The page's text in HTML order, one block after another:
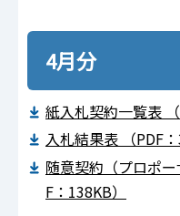
4月分
紙入札契約一覧表 （
入札結果表 （PDF：
随意契約（プロポ
F：138KB）